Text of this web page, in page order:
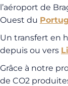
l’aéroport de
Ouest du
Un transfert en
depuis ou vers
Grâce à notre
de CO2